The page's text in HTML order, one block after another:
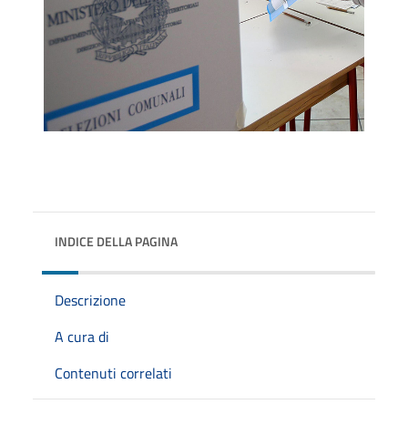
INDICE DELLA PAGINA
Descrizione
A cura di
Contenuti correlati